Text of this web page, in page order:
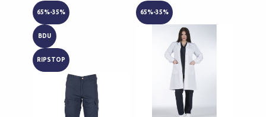
65%-35%
BDU
RIPSTOP
65%-35%